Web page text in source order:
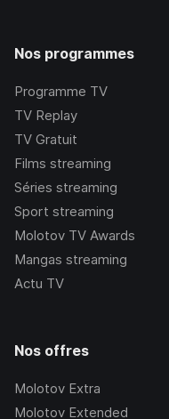
Nos programmes
Programme TV
TV Replay
TV Gratuit
Films streaming
Séries streaming
Sport streaming
Molotov TV Awards
Mangas streaming
Actu TV
Nos offres
Molotov Extra
Molotov Extended